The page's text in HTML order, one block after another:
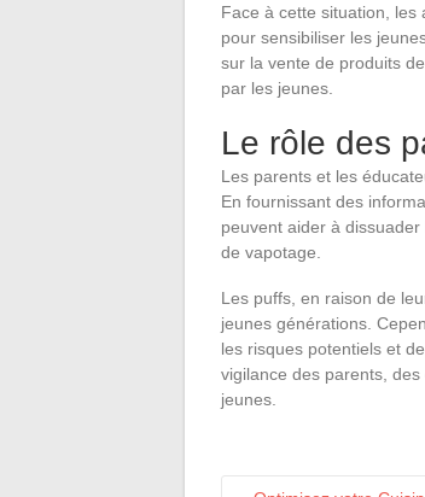
Face à cette situation,
pour sensibiliser les
sur la vente de produits
par les jeunes.
Le rôle des
Les parents et les
En fournissant des
peuvent aider à
de vapotage.
Les puffs, en raison de
jeunes générations.
les risques potentiels et
vigilance des parents,
jeunes.